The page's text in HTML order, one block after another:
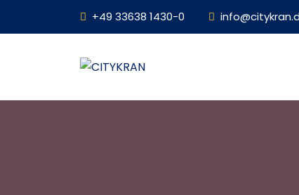
+49 33638 1430-0